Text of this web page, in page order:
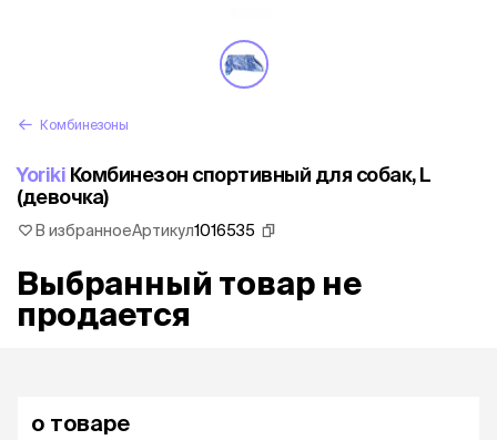
Комбинезоны
Yoriki Комбинезон спортивный для собак, L
(девочка)
В избранноеАртикул1016535
Выбранный товар не
продается
о товаре